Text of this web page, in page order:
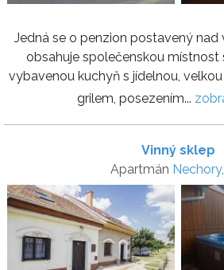
Jedná se o penzion postavený nad
obsahuje společenskou místnost
vybavenou kuchyň s jídelnou,
grilem, posezením...
Vinný sklep
Apartmán Nechory